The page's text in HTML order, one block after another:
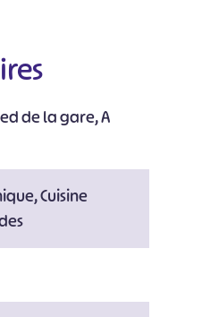
de la gare, A
Cuisine